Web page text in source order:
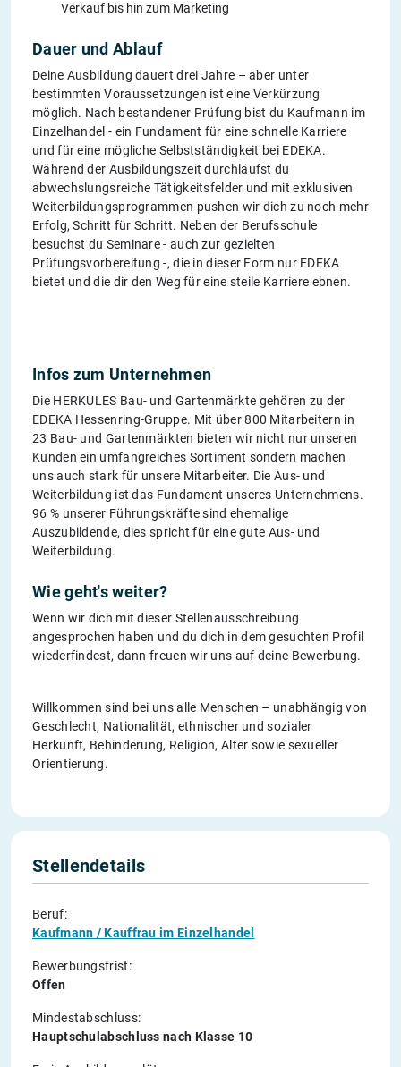
Verkauf bis hin zum Marketing
Dauer und Ablauf
Deine Ausbildung dauert drei Jahre – aber unter
bestimmten Voraussetzungen ist eine Verkürzung
möglich. Nach bestandener Prüfung bist du Kaufmann im
Einzelhandel - ein Fundament für eine schnelle Karriere
und für eine mögliche Selbstständigkeit bei EDEKA.
Während der Ausbildungszeit durchläufst du
abwechslungsreiche Tätigkeitsfelder und mit exklusiven
Weiterbildungsprogrammen pushen wir dich zu noch mehr
Erfolg, Schritt für Schritt. Neben der Berufsschule
besuchst du Seminare - auch zur gezielten
Prüfungsvorbereitung -, die in dieser Form nur EDEKA
bietet und die dir den Weg für eine steile Karriere ebnen.
Infos zum Unternehmen
Die HERKULES Bau- und Gartenmärkte gehören zu der
EDEKA Hessenring-Gruppe. Mit über 800 Mitarbeitern in
23 Bau- und Gartenmärkten bieten wir nicht nur unseren
Kunden ein umfangreiches Sortiment sondern machen
uns auch stark für unsere Mitarbeiter. Die Aus- und
Weiterbildung ist das Fundament unseres Unternehmens.
96 % unserer Führungskräfte sind ehemalige
Auszubildende, dies spricht für eine gute Aus- und
Weiterbildung.
Wie geht's weiter?
Wenn wir dich mit dieser Stellenausschreibung
angesprochen haben und du dich in dem gesuchten Profil
wiederfindest, dann freuen wir uns auf deine Bewerbung.
Willkommen sind bei uns alle Menschen – unabhängig von
Geschlecht, Nationalität, ethnischer und sozialer
Herkunft, Behinderung, Religion, Alter sowie sexueller
Orientierung.
Stellendetails
Beruf:
Kaufmann / Kauffrau im Einzelhandel
Bewerbungsfrist:
Offen
Mindestabschluss:
Hauptschulabschluss nach Klasse 10